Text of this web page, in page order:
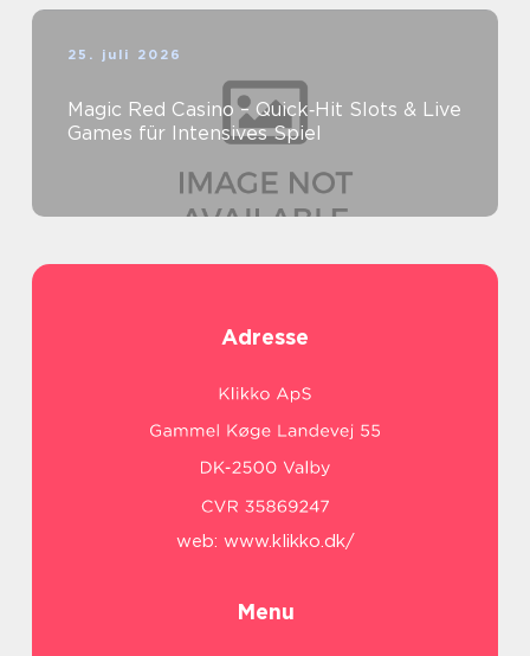
25. juli 2026
Magic Red Casino – Quick‑Hit Slots & Live
Games für Intensives Spiel
Adresse
web: www.klikko.dk/
Menu